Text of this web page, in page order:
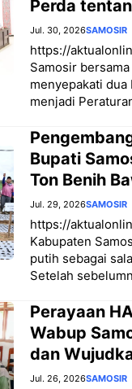
Perda
Jul. 30, 2026SAMOSIR
https://
Samosir
menyepakati dua
menjadi
Bupati
Ton Benih
Jul. 29, 2026SAMOSIR
https://
Kabupaten
putih sebagai
Setelah
Perayaan
Wabup
dan
Jul. 26, 2026SAMOSIR